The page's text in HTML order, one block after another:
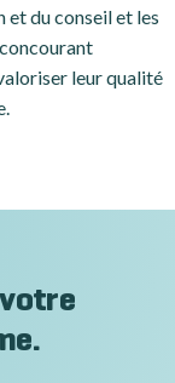
du conseil et les
leur qualité